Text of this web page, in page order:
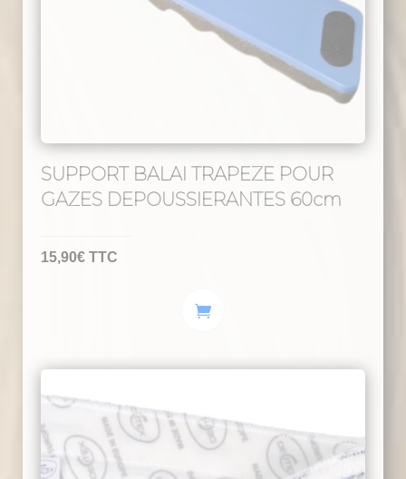
SUPPORT BALAI TRAPEZE POUR
GAZES DEPOUSSIERANTES 60cm
15,90€ TTC